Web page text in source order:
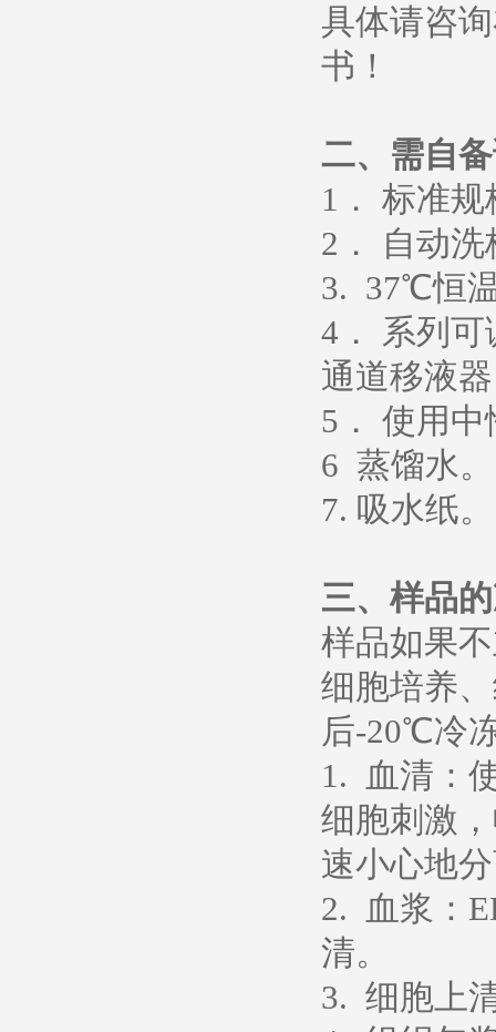
具体请咨
书！
二、需自
1． 标准
2． 自动洗
3. 37℃恒
4． 系列
通道移液
5 ． 使用中
6 蒸馏水。
7. 吸水纸。
三、样品
样品如果
细胞培养
后-20℃冷
1. 血清：
细胞刺激
速小心地
2. 血浆：
清。
3. 细胞上